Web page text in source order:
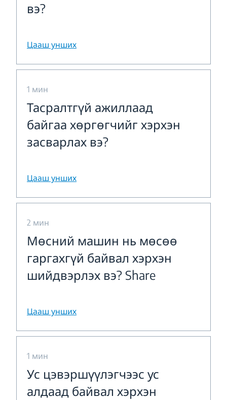
вэ?
Цааш унших
1 мин
Тасралтгүй ажиллаад
байгаа хөргөгчийг хэрхэн
засварлах вэ?
Цааш унших
2 мин
Мөсний машин нь мөсөө
гаргахгүй байвал хэрхэн
шийдвэрлэх вэ? Share
Цааш унших
1 мин
Ус цэвэршүүлэгчээс ус
алдаад байвал хэрхэн